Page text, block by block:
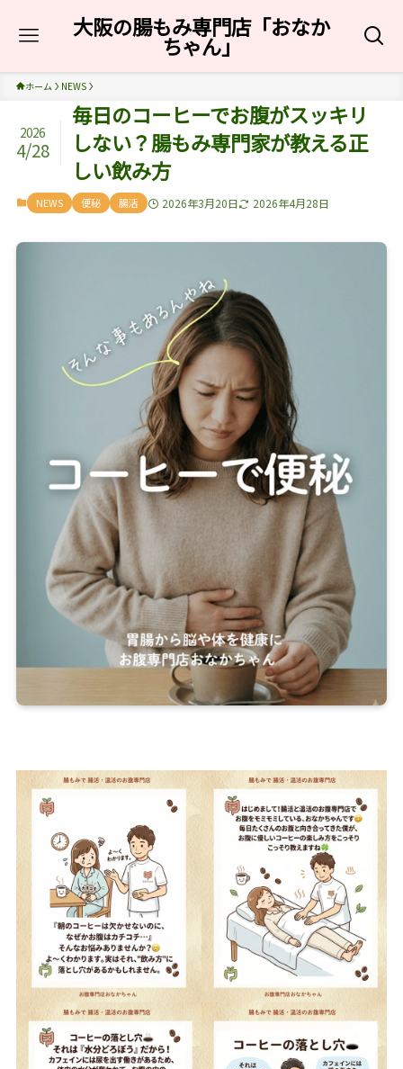
大阪の腸もみ専門店「おなか
ちゃん」
ホーム NEWS
毎日のコーヒーでお腹がスッキリ
しない？腸もみ専門家が教える正
しい飲み方
2026
4/28
NEWS 便秘 腸活 2026年3月20日 2026年4月28日